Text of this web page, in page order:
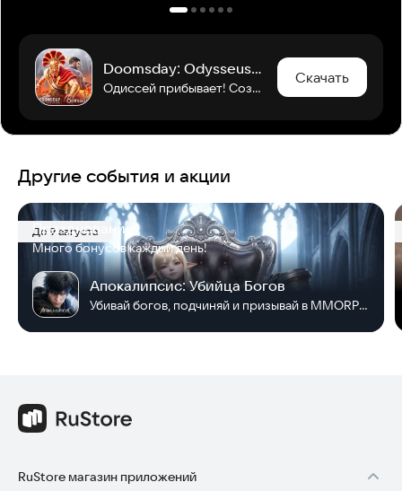
Doomsday: Odysseus Returns
Одиссей прибывает! Создайте новый эпос, достойный героев!
Скачать
Другие события и акции
До 9 августа
Празднование
Много бонусов каждый день!
Апокалипсис: Убийца Богов
Убивай богов, подчиняй и призывай в MMORPG!
RuStore магазин приложений